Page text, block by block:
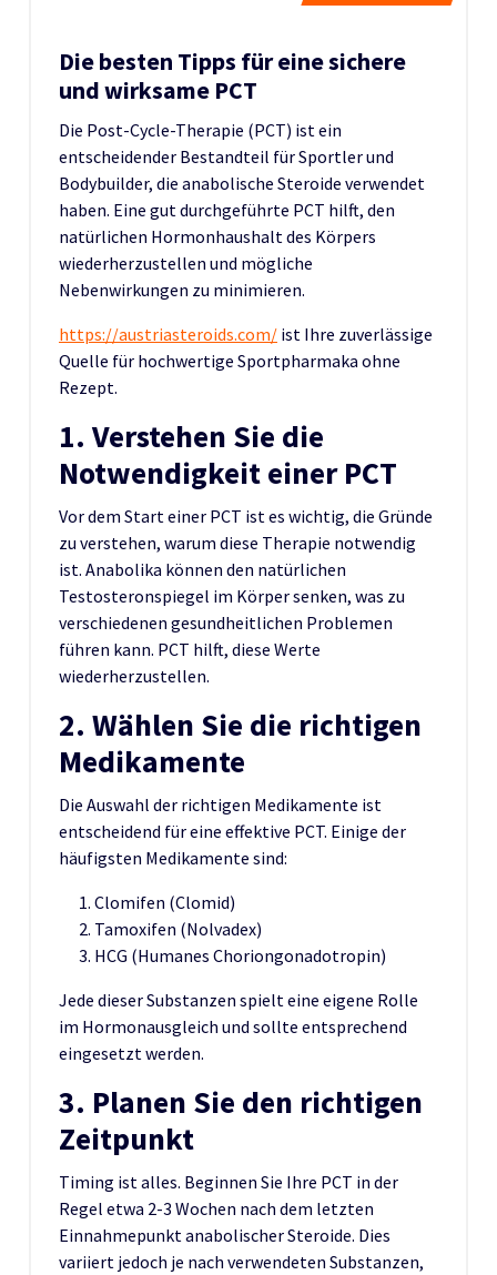
Die besten Tipps für eine sichere
und wirksame PCT
Die Post-Cycle-Therapie (PCT) ist ein
entscheidender Bestandteil für Sportler und
Bodybuilder, die anabolische Steroide verwendet
haben. Eine gut durchgeführte PCT hilft, den
natürlichen Hormonhaushalt des Körpers
wiederherzustellen und mögliche
Nebenwirkungen zu minimieren.
https://austriasteroids.com/ ist Ihre zuverlässige
Quelle für hochwertige Sportpharmaka ohne
Rezept.
1. Verstehen Sie die
Notwendigkeit einer PCT
Vor dem Start einer PCT ist es wichtig, die Gründe
zu verstehen, warum diese Therapie notwendig
ist. Anabolika können den natürlichen
Testosteronspiegel im Körper senken, was zu
verschiedenen gesundheitlichen Problemen
führen kann. PCT hilft, diese Werte
wiederherzustellen.
2. Wählen Sie die richtigen
Medikamente
Die Auswahl der richtigen Medikamente ist
entscheidend für eine effektive PCT. Einige der
häufigsten Medikamente sind:
Clomifen (Clomid)
Tamoxifen (Nolvadex)
HCG (Humanes Choriongonadotropin)
Jede dieser Substanzen spielt eine eigene Rolle
im Hormonausgleich und sollte entsprechend
eingesetzt werden.
3. Planen Sie den richtigen
Zeitpunkt
Timing ist alles. Beginnen Sie Ihre PCT in der
Regel etwa 2-3 Wochen nach dem letzten
Einnahmepunkt anabolischer Steroide. Dies
variiert jedoch je nach verwendeten Substanzen,